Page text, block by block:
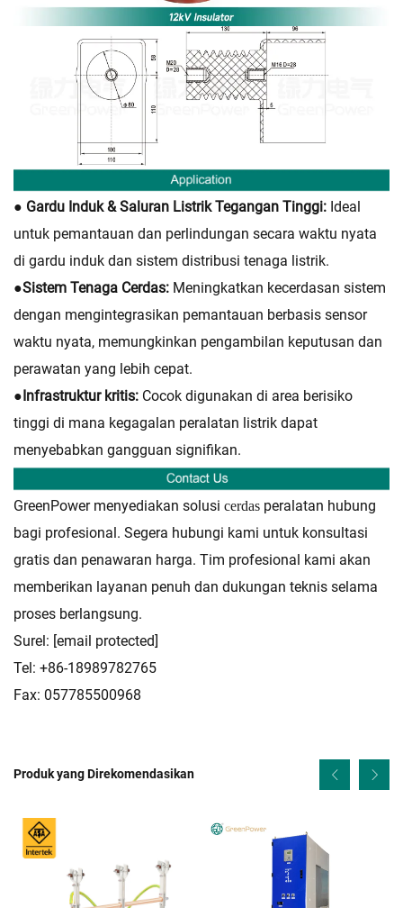
● Gardu Induk & Saluran Listrik Tegangan Tinggi: Ideal
untuk pemantauan dan perlindungan secara waktu nyata
di gardu induk dan sistem distribusi tenaga listrik.
●Sistem Tenaga Cerdas: Meningkatkan kecerdasan sistem
dengan mengintegrasikan pemantauan berbasis sensor
waktu nyata, memungkinkan pengambilan keputusan dan
perawatan yang lebih cepat.
● Infrastruktur kritis: Cocok digunakan di area berisiko
tinggi di mana kegagalan peralatan listrik dapat
menyebabkan gangguan signifikan.
GreenPower menyediakan solusi cerdas peralatan hubung
bagi profesional. Segera hubungi kami untuk konsultasi
gratis dan penawaran harga. Tim profesional kami akan
memberikan layanan penuh dan dukungan teknis selama
proses berlangsung.
Surel: [email protected]
Tel: +86-18989782765
Fax: 057785500968
Produk yang Direkomendasikan